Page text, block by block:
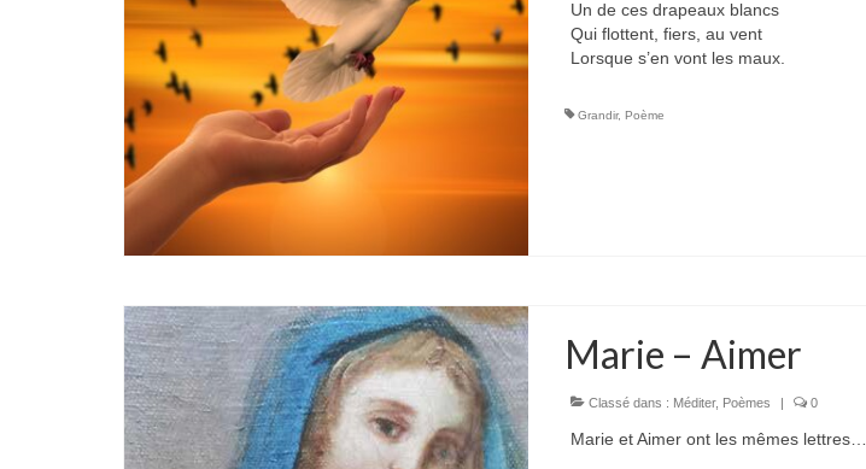
Un de ces drapeaux blancs
Qui flottent, fiers, au vent
Lorsque s’en vont les maux.
Grandir, Poème
Marie – Aimer
Classé dans : Méditer, Poèmes 0
Marie et Aimer ont les mêmes lettres…